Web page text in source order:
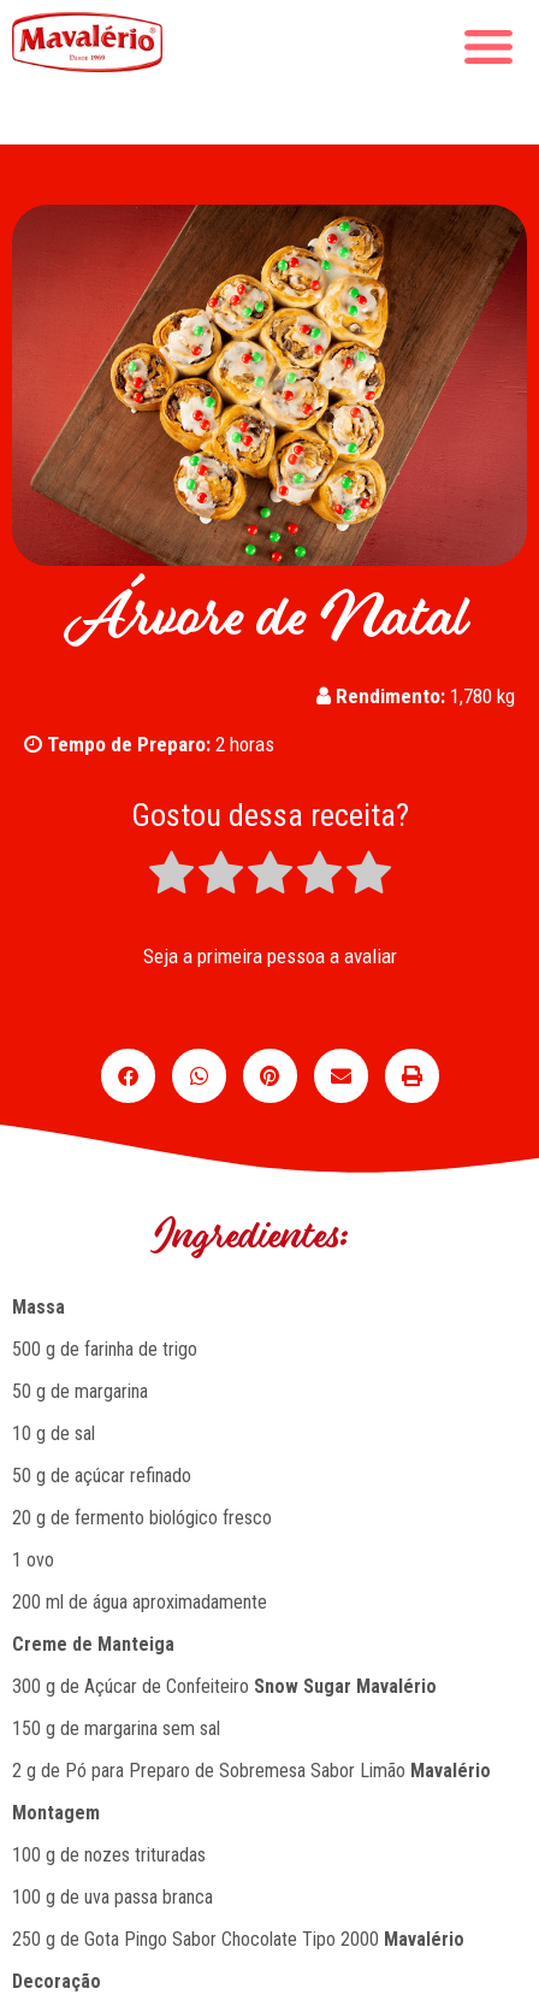
Árvore de Natal
Rendimento: 1,780 kg
Tempo de Preparo: 2 horas
Gostou dessa receita?
Seja a primeira pessoa a avaliar
Ingredientes:
Massa
500 g de farinha de trigo
50 g de margarina
10 g de sal
50 g de açúcar refinado
20 g de fermento biológico fresco
1 ovo
200 ml de água aproximadamente
Creme de Manteiga
300 g de Açúcar de Confeiteiro Snow Sugar Mavalério
150 g de margarina sem sal
2 g de Pó para Preparo de Sobremesa Sabor Limão Mavalério
Montagem
100 g de nozes trituradas
100 g de uva passa branca
250 g de Gota Pingo Sabor Chocolate Tipo 2000 Mavalério
Decoração